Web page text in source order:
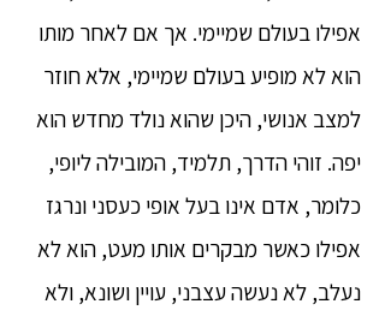
אפילו בעולם שמיימי. אך אם לאחר מותו
הוא לא מופיע בעולם שמיימי, אלא חוזר
למצב אנושי, היכן שהוא נולד מחדש הוא
יפה. זוהי הדרך, תלמיד, המובילה ליופי,
כלומר, אדם אינו בעל אופי כעסני ונרגז
אפילו כאשר מבקרים אותו מעט, הוא לא
נעלב, לא נעשה עצבני, עויין ושונא, ולא